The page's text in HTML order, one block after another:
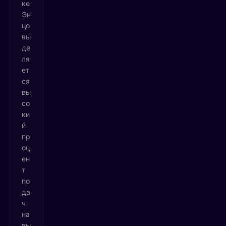
ке
Эн
цо
вы
де
ля
ет
ся
вы
со
ки
й
пр
оц
ен
т
по
да
ч
на